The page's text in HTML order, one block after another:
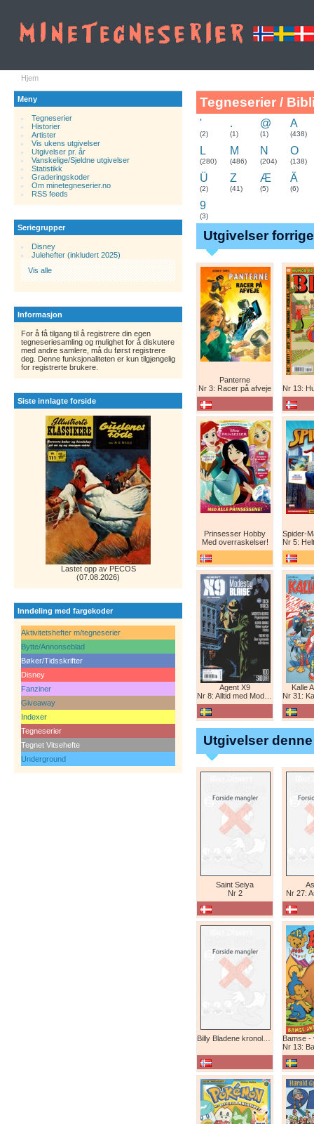
Hjem
Meny
Tegneserier
Historier.
Artister
Vis ukens utgivelser
Utgivelser pr. år
Vanskelige/Sjeldne utgivelser
Statistikk
Graderingskoder
Om minetegneserier.no
RSS feeds
Seriegrupper
Disney
Julehefter (inkludert 2025)
Vis alle
Informasjon
For å få tilgang til å registrere din egen
tegneseriesamling og mulighet for å diskutere
med andre samlere, må du først registrere
deg. Denne funksjonaliteten er kun tilgjengelig
for registrerte brukere.
Siste innlagte forside
Lastet opp av PECOS
(07.08.2026)
Inndeling med fargekoder
Aktivitetshefter m/tegneserier
Bytte/Annonseblad
Bøker/Tidsskrifter
Disney
Fanziner
Giveaway
Indexer
Tegneserier
Tegnet Vitsehefte
Underground
Tegneserier /
'
(2)
.
(1)
@
(1)
A
(438)
L
(280)
M
(486)
N
(204)
O
(138)
Ü
(2)
Z
(41)
Æ
(5)
Ä
(6)
9
(3)
Utgivelser
Panterne
Nr 3: Racer på afveje
Nr 13: Humor
Prinsesser Hobby
Med overraskelser!
Nr 5: Helt ny
Agent X9
Nr 8: Alltid med Modesty Blaise
Kalle
Nr 31:
Utgivelser
Saint Seiya
Nr 2
Nr 27:
Nr 13: Bamse-